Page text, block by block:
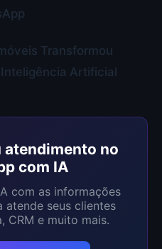
Transformou
Artificial
no
com IA
com as informações
atende seus clientes
CRM e muito mais.